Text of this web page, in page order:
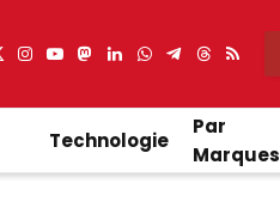
Instagram
YouTube
Mastodon
LinkedIn
WhatsApp
Partager
Telegram
Threads
RSS
Technologie
Par
Marques